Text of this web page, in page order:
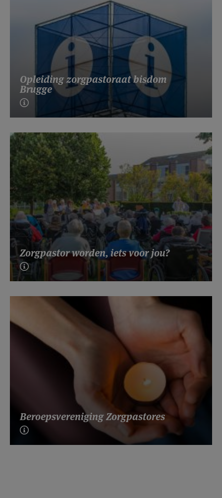
Opleiding zorgpastoraat bisdom
Brugge
Zorgpastor worden, iets voor jou?
Beroepsvereniging Zorgpastores